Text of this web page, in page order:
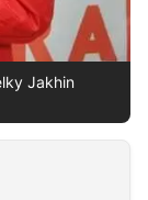
Jakhin